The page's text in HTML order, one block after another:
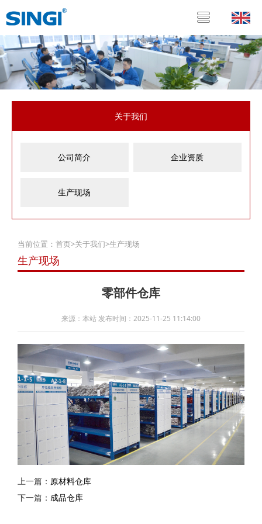
关于我们
公司简介 企业资质
生产现场
当前位置： 首页>关于我们>生产现场
生产现场
零部件仓库
来源：本站 发布时间：2025-11-25 11:14:00
上一篇： 原材料仓库
下一篇： 成品仓库